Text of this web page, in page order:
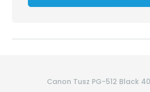
Canon Tusz PG-512 Black